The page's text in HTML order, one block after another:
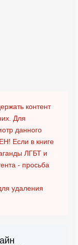
контент
Для
данного
Если в книге
ЛГБТ и
- просьба
удаления